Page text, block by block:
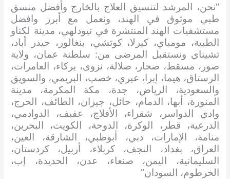
“نحن، المرشد لتنسيق العلاج بالخارج وأفضل منسق
طبي موثوق في الهند، ونعمل مع أبرز وافضل
مستشفيات الهند المنتشرة في نيودلهي، مدينة لكناو
الطبية، مومباي، كيرلا، كوتشي، بنغالور، حيدر أباد،
تشيناي ونستقبل المرضى من: سلطنة عمان، ولاية
صور، مسقط، صحار، صلالة، نزوى، بركاء، العامرات،
الرستاق، هيما، إبرا، عبري، خصب، البريمي، والسويق
والسعودية، الرياض، جدة، مكة المكرمة، مدينة
المنورة، أبها، الدمام، حائل، جيزان، الطائف، الخرج،
وادي الدواسر، شقراء، الأفلاج، عفيف، الدوادمي،
الدرعية، قطر، الوكرة، الدوحة، الكويت، البحرين،
منامة، الإمارات، دبي، أبوظبي، الشارقة، العين،
العراق، بغداد، النجف، كربلاء، أربيل، كردستان،
السليمانية، اليمن، صنعاء، عدن، الحديدة، إب،
الخرطوم، السودان”